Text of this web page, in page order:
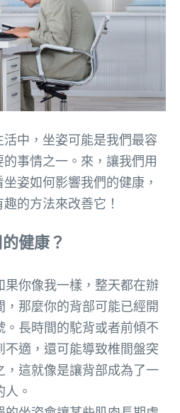
中，坐姿可能是我們最容
事情之一。來，讓我們用
姿如何影響我們的健康，
的方法來改善它！
健康？
果你像我一樣，整天都在辦
那麼你的背部可能已經開
。長時間的駝背或者前傾不
不適，還可能導致椎間盤突
，這就像是讓背部成為了一
。